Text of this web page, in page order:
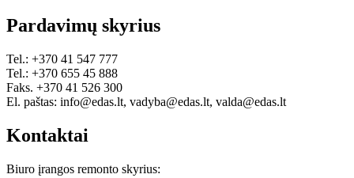
Pardavimų skyrius
Tel.: +370 41 547 777
Tel.: +370 655 45 888
Faks. +370 41 526 300
El. paštas: info@edas.lt, vadyba@edas.lt, valda@edas.lt
Kontaktai
Biuro įrangos remonto skyrius: